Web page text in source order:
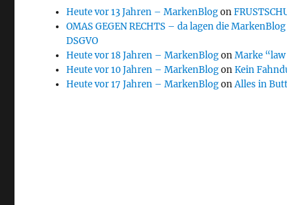
Heute vor 13 Jahren – MarkenBlogon
OMAS GEGEN RECHTS – da lagen die
DSGVO
Heute vor 18 Jahren – MarkenBlogonMarke
Heute vor 10 Jahren – MarkenBlogonKein
Heute vor 17 Jahren – MarkenBlogonAlles in